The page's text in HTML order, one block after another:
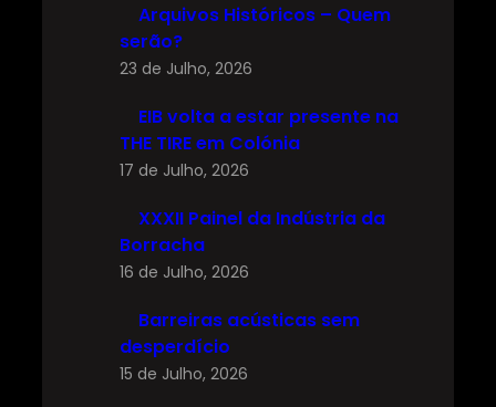
Arquivos Históricos – Quem
serão?
23 de Julho, 2026
EIB volta a estar presente na
THE TIRE em Colónia
17 de Julho, 2026
XXXII Painel da Indústria da
Borracha
16 de Julho, 2026
Barreiras acústicas sem
desperdício
15 de Julho, 2026